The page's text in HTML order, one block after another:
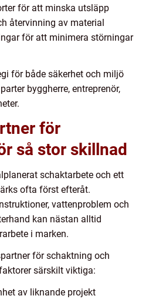
för att minska utsläpp
återvinning av material
för att minimera störningar
för både säkerhet och miljö
byggherre, entreprenör,
för
så stor skillnad
schaktarbete och ett
ofta först efteråt.
vattenproblem och
kan nästan alltid
i marken.
för schaktning och
särskilt viktiga:
av liknande projekt